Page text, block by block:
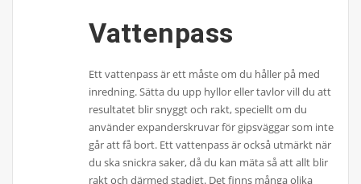
Vattenpass
Ett vattenpass är ett måste om du håller på med
inredning. Sätta du upp hyllor eller tavlor vill du att
resultatet blir snyggt och rakt, speciellt om du
använder expanderskruvar för gipsväggar som inte
går att få bort. Ett vattenpass är också utmärkt när
du ska snickra saker, då du kan mäta så att allt blir
rakt och därmed stadigt. Det finns många olika